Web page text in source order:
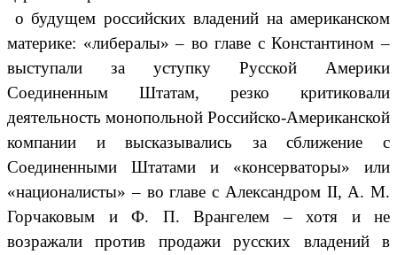
о будущем российских владений на американском
материке: «либералы» – во главе с Константином –
выступали за уступку Русской Америки
Соединенным Штатам, резко критиковали
деятельность монопольной Российско-Американской
компании и высказывались за сближение с
Соединенными Штатами и «консерваторы» или
«националисты» – во главе с Александром II, А. М.
Горчаковым и Ф. П. Врангелем – хотя и не
возражали против продажи русских владений в